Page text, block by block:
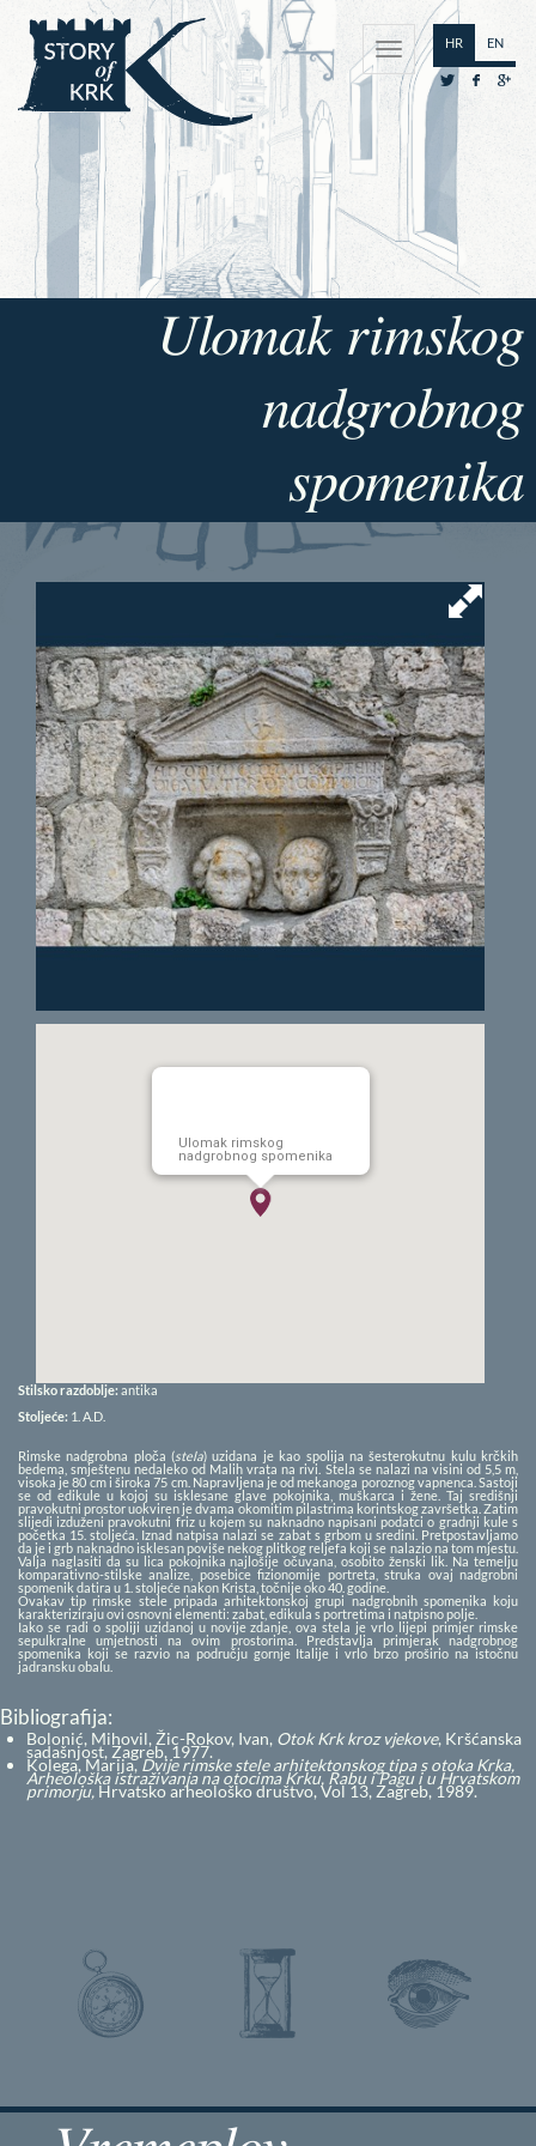
HR EN
Ulomak rimskog
nadgrobnog
spomenika
Ulomak rimskog
nadgrobnog spomenika
Stilsko razdoblje: antika
Stoljeće: 1. A.D.
Rimske nadgrobna ploča (stela) uzidana je kao spolija na šesterokutnu kulu krčkih
bedema, smještenu nedaleko od Malih vrata na rivi. Stela se nalazi na visini od 5,5 m,
visoka je 80 cm i široka 75 cm. Napravljena je od mekanoga poroznog vapnenca. Sastoji
se od edikule u kojoj su isklesane glave pokojnika, muškarca i žene. Taj središnji
pravokutni prostor uokviren je dvama okomitim pilastrima korintskog završetka. Zatim
slijedi izduženi pravokutni friz u kojem su naknadno napisani podatci o gradnji kule s
početka 15. stoljeća. Iznad natpisa nalazi se zabat s grbom u sredini. Pretpostavljamo
da je i grb naknadno isklesan poviše nekog plitkog reljefa koji se nalazio na tom mjestu.
Valja naglasiti da su lica pokojnika najlošije očuvana, osobito ženski lik. Na temelju
komparativno-stilske analize, posebice fizionomije portreta, struka ovaj nadgrobni
spomenik datira u 1. stoljeće nakon Krista, točnije oko 40. godine.
Ovakav tip rimske stele pripada arhitektonskoj grupi nadgrobnih spomenika koju
karakteriziraju ovi osnovni elementi: zabat, edikula s portretima i natpisno polje.
Iako se radi o spoliji uzidanoj u novije zdanje, ova stela je vrlo lijepi primjer rimske
sepulkralne umjetnosti na ovim prostorima. Predstavlja primjerak nadgrobnog
spomenika koji se razvio na području gornje Italije i vrlo brzo proširio na istočnu
jadransku obalu.
Bibliografija:
Bolonić, Mihovil, Žic-Rokov, Ivan, Otok Krk kroz vjekove, Kršćanska
sadašnjost, Zagreb, 1977.
Kolega, Marija,Dvije rimske stele arhitektonskog tipa s otoka Krka,
Arheološka istraživanja na otocima Krku, Rabu i Pagu i u Hrvatskom
primorju,Hrvatsko arheološko društvo, Vol 13, Zagreb, 1989.